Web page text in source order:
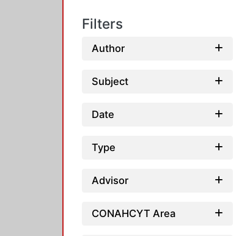
Filters
Author
Subject
Date
Type
Advisor
CONAHCYT Area